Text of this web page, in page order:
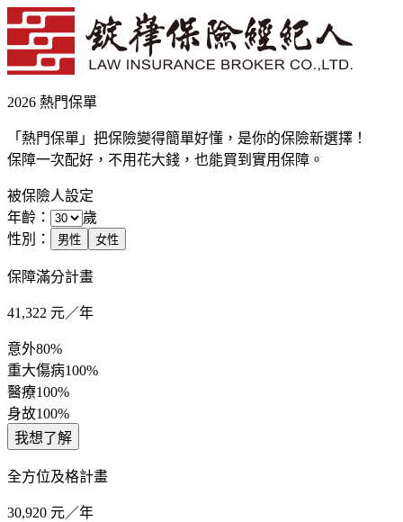
2026 熱門保單
「熱門保單」把保險變得簡單好懂，是你的保險新選擇！
保障一次配好，不用花大錢，也能買到實用保障。
被保險人設定
年齡：
歲
性別：
男性 女性
保障滿分計畫
41,322 元／年
意外80%
重大傷病100%
醫療100%
身故100%
我想了解
全方位及格計畫
30,920 元／年